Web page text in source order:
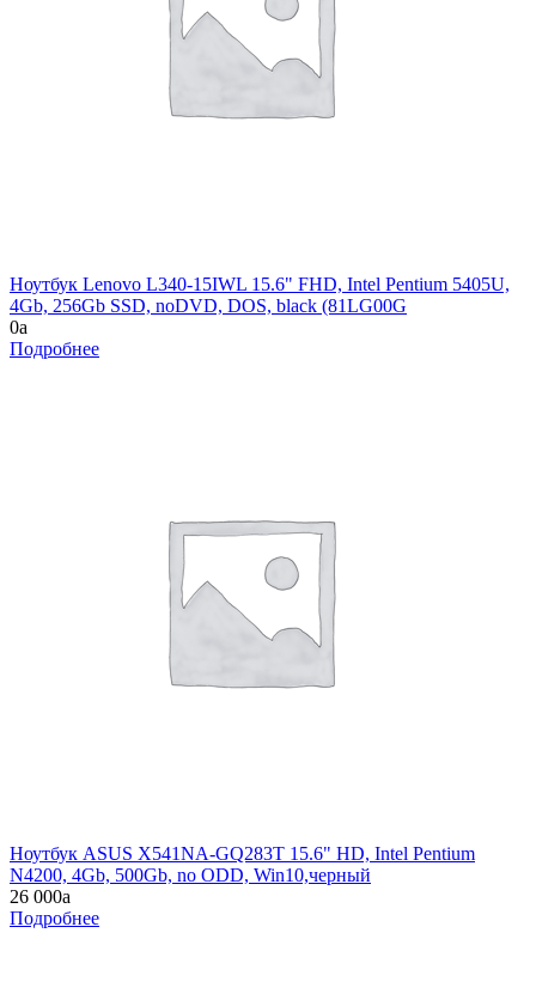
Ноутбук Lenovo L340-15IWL 15.6" FHD, Intel Pentium 5405U,
4Gb, 256Gb SSD, noDVD, DOS, black (81LG00G
0a
Подробнее
Ноутбук ASUS X541NA-GQ283T 15.6" HD, Intel Pentium
N4200, 4Gb, 500Gb, no ODD, Win10,черный
26 000a
Подробнее